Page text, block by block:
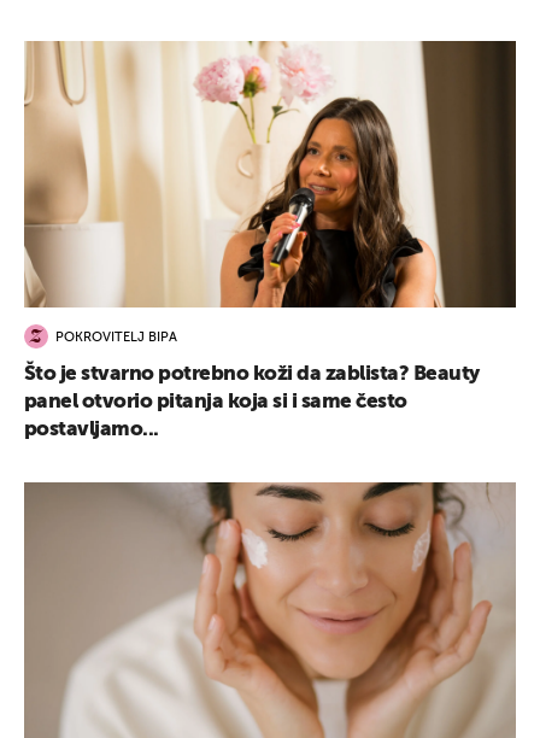
POKROVITELJ BIPA
Što je stvarno potrebno koži da zablista? Beauty
panel otvorio pitanja koja si i same često
postavljamo...